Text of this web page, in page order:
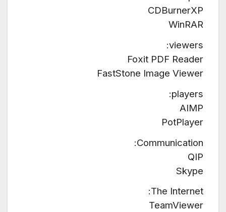
CDBurnerXP
WinRAR
viewers:
Foxit PDF Reader
FastStone Image Viewer
players:
AIMP
PotPlayer
Communication:
QIP
Skype
The Internet:
TeamViewer